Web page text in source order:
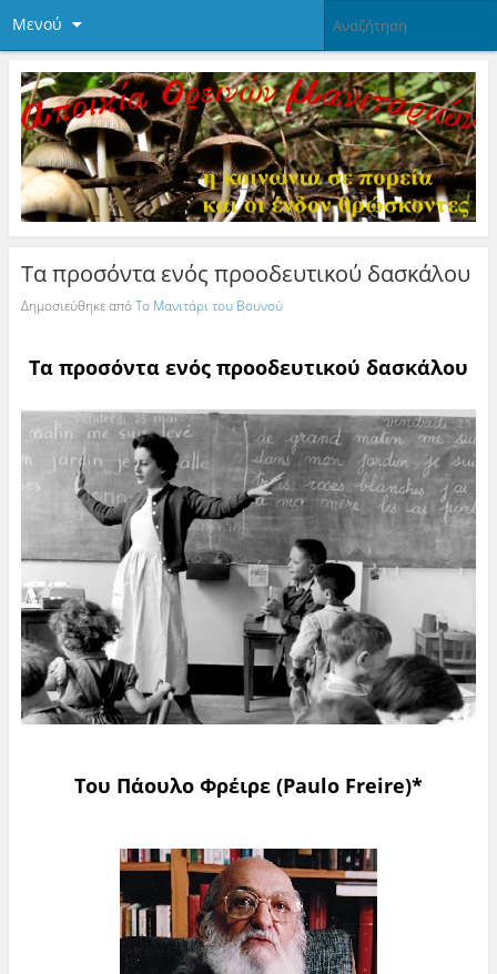
Μενού
Τα προσόντα ενός προοδευτικού δασκάλου
Δημοσιεύθηκε απόΤο Μανιτάρι του Βουνού
Τα προσόντα ενός προοδευτικού δασκάλου
Του Πάουλο Φρέιρε (Paulo Freire)*